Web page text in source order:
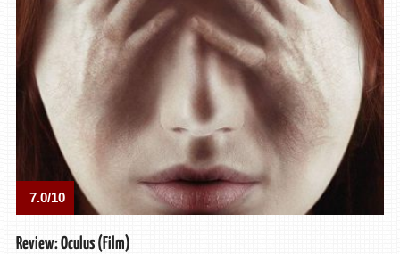
7.0/10
Review: Oculus (Film)